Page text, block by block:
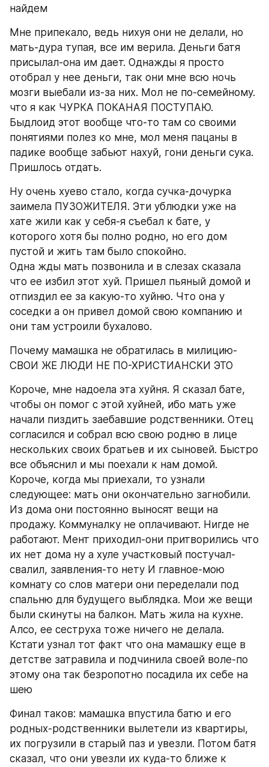
найдем
Мне припекало, ведь нихуя они не делали, но
мать-дура тупая, все им верила. Деньги батя
присылал-она им дает. Однажды я просто
отобрал у нее деньги, так они мне всю ночь
мозги выебали из-за них. Мол не по-семейному.
что я как ЧУРКА ПОКАНАЯ ПОСТУПАЮ.
Быдлоид этот вообще что-то там со своими
понятиями полез ко мне, мол меня пацаны в
падике вообще забьют нахуй, гони деньги сука.
Пришлось отдать.
Ну очень хуево стало, когда сучка-дочурка
заимела ПУЗОЖИТЕЛЯ. Эти ублюдки уже на
хате жили как у себя-я съебал к бате, у
которого хотя бы полно родно, но его дом
пустой и жить там было спокойно.
Одна жды мать позвонила и в слезах сказала
что ее избил этот хуй. Пришел пьяный домой и
отпиздил ее за какую-то хуйню. Что она у
соседки а он привел домой свою компанию и
они там устроили бухалово.
Почему мамашка не обратилась в милицию-
СВОИ ЖЕ ЛЮДИ НЕ ПО-ХРИСТИАНСКИ ЭТО
Короче, мне надоела эта хуйня. Я сказал бате,
чтобы он помог с этой хуйней, ибо мать уже
начали пиздить заебавшие родственники. Отец
согласился и собрал всю свою родню в лице
нескольких своих братьев и их сыновей. Быстро
все объяснил и мы поехали к нам домой.
Короче, когда мы приехали, то узнали
следующее: мать они окончательно загнобили.
Из дома они постоянно выносят вещи на
продажу. Коммуналку не оплачивают. Нигде не
работают. Мент приходил-они притворились что
их нет дома ну а хуле участковый постучал-
свалил, заявления-то нету И главное-мою
комнату со слов матери они переделали под
спальню для будущего выблядка. Мои же вещи
были скинуты на балкон. Мать жила на кухне.
Алсо, ее сеструха тоже ничего не делала.
Кстати узнал тот факт что она мамашку еще в
детстве затравила и подчинила своей воле-по
этому она так безропотно посадила их себе на
шею
Финал таков: мамашка впустила батю и его
родных-родственники вылетели из квартиры,
их погрузили в старый паз и увезли. Потом батя
сказал, что они увезли их куда-то ближе к